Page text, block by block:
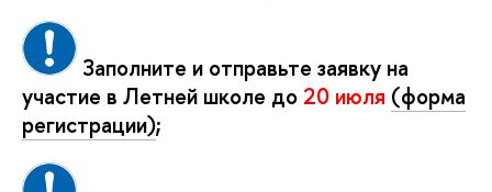
Заполните и отправьте заявку на
участие в Летней школе до 20 июля (форма
регистрации);